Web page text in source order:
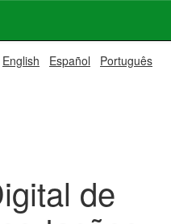
English Español Português
de